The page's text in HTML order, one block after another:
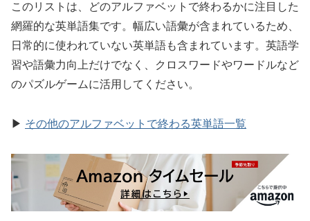
このリストは、どのアルファベットで終わるかに注目した
網羅的な英単語集です。幅広い語彙が含まれているため、
日常的に使われていない英単語も含まれています。英語学
習や語彙力向上だけでなく、クロスワードやワードルなど
のパズルゲームに活用してください。
▶ その他のアルファベットで終わる英単語一覧